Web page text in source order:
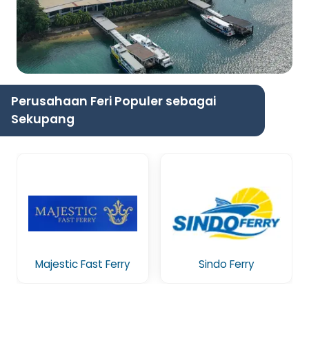
Perusahaan Feri Populer sebagai
Sekupang
Majestic Fast Ferry Sindo Ferry